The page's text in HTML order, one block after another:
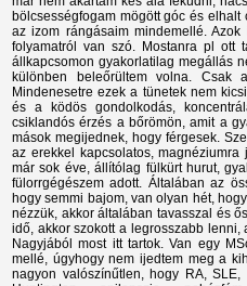
bölcsességfogam mögött góc és
az izom rángásaim mindemellé.
folyamatról van szó. Mostanra pl ott
állkapcsomon gyakorlatilag megállás
különben beleőrültem volna. Csak
Mindenesetre ezek a tünetek nem
és a ködös gondolkodás,
csiklandós érzés a bőrömön, amit a
mások megijednek, hogy férgesek.
az erekkel kapcsolatos,
már sok éve, állítólag fülkürt hurut,
fülorrgégészem adott. Általában az
hogy semmi bajom, van olyan hét,
nézzük, akkor általában tavasszal és
idő, akkor szokott a legrosszabb
Nagyjából most itt tartok. Van egy
mellé, úgyhogy nem ijedtem meg a
nagyon valószínűtlen, hogy RA, SLE,